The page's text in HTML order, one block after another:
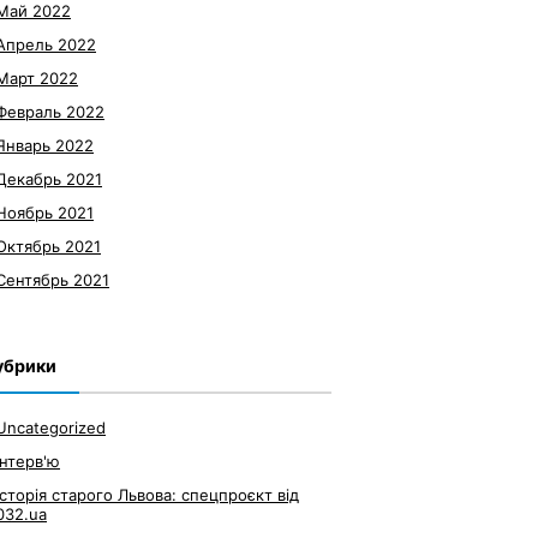
2022
2022
2022
2022
2022
2021
2021
2021
2021
старого Львова: спецпроєкт від